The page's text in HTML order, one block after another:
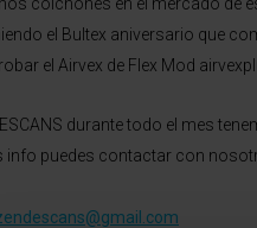
el Bultex aniversario que
el Airvex de Flex Mod
durante todo el mes
info puedes contactar con